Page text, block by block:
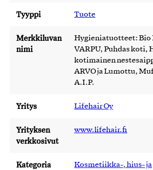
Tyyppi Tuote
Merkkiluvan
nimi
Hygieniatuotteet: Bio
VARPU, Puhdas koti,
kotimainen
ARVO ja Lumottu,
A.I.P.
Yritys Lifehair Oy
Yrityksen
verkkosivut
www.lifehair.fi
Kategoria
Kosmetiikka-, hius- ja